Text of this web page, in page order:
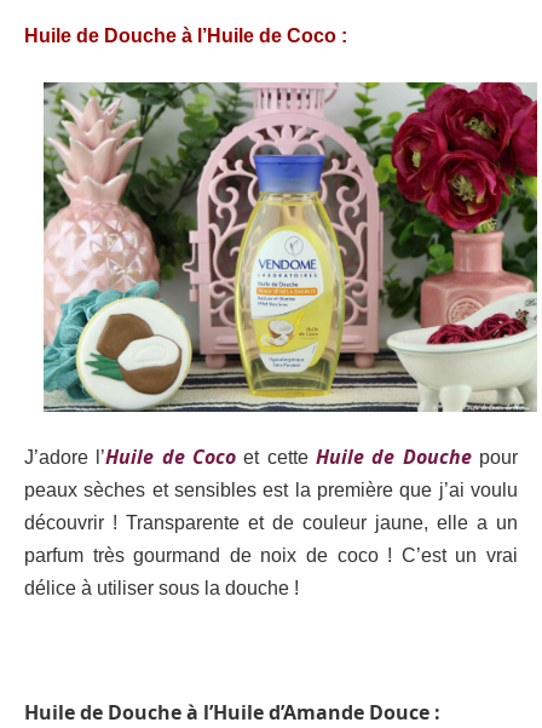
Huile de Douche à l’Huile de Coco :
J’adore l’Huile de Coco et cetteHuile de Douchepour
peaux sèches et sensibles est la première que j’ai voulu
découvrir ! Transparente et de couleur jaune, elle a un
parfum très gourmand de noix de coco ! C’est un vrai
délice à utiliser sous la douche !
Huile de Douche à l’Huile d’Amande Douce :